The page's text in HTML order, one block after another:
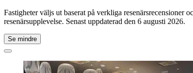
Fastigheter väljs ut baserat på verkliga resenärsrecensioner
resenärsupplevelse. Senast uppdaterad den 6 augusti 2026.
Se mindre